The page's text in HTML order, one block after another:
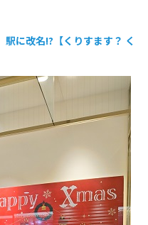
駅に改名!?【くりすます？ く